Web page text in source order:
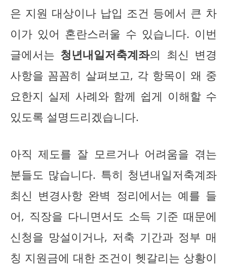
은 지원 대상이나 납입 조건 등에서 큰 차
이가 있어 혼란스러울 수 있습니다. 이번
글에서는 청년내일저축계좌의 최신 변경
사항을 꼼꼼히 살펴보고, 각 항목이 왜 중
요한지 실제 사례와 함께 쉽게 이해할 수
있도록 설명드리겠습니다.
아직 제도를 잘 모르거나 어려움을 겪는
분들도 많습니다. 특히 청년내일저축계좌
최신 변경사항 완벽 정리에서는 예를 들
어, 직장을 다니면서도 소득 기준 때문에
신청을 망설이거나, 저축 기간과 정부 매
칭 지원금에 대한 조건이 헷갈리는 상황이